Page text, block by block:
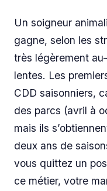
Un soigneur
gagne, selon les
très légèrement
lentes. Les
CDD saisonniers,
des parcs (avril à
mais ils
deux ans de
vous quittez un
ce métier, votre